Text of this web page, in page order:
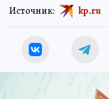
Источник: kp.ru